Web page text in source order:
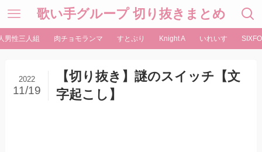
歌い手グループ 切り抜きまとめ
男性三人組 肉チョモランマ すとぷり Knight A いれいす
【切り抜き】謎のスイッチ【文
字起こし】
2022
11/19